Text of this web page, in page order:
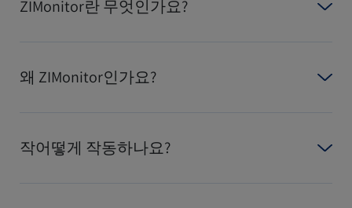
ZIMonitor란 무엇인가요?
왜 ZIMonitor인가요?
작어떻게 작동하나요?